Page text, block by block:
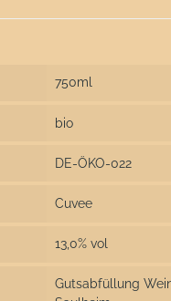
750ml
bio
DE-ÖKO-022
Cuvee
13,0% vol
Gutsabfüllung